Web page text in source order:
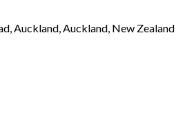
Auckland, Auckland, New Zealand